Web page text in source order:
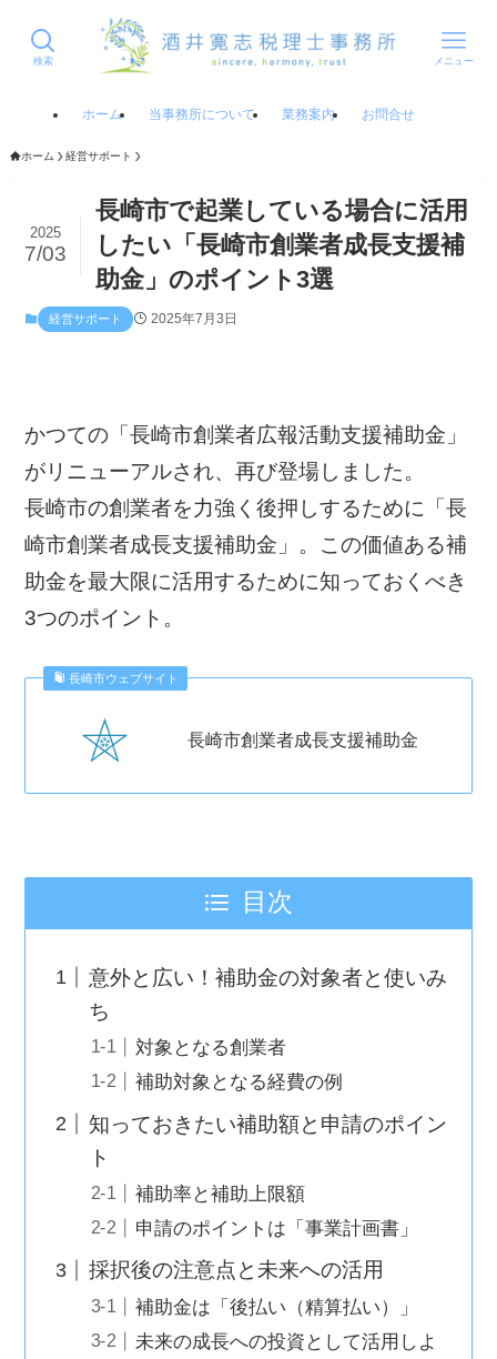
検索 メニュー
ホーム 当事務所について 業務案内 お問合せ
ホーム 経営サポート
長崎市で起業している場合に活用
したい「長崎市創業者成長支援補
助金」のポイント3選
2025
7/03
経営サポート 2025年7月3日
かつての「長崎市創業者広報活動支援補助金」
がリニューアルされ、再び登場しました。
長崎市の創業者を力強く後押しするために「長
崎市創業者成長支援補助金」。この価値ある補
助金を最大限に活用するために知っておくべき
3つのポイント。
長崎市ウェブサイト
長崎市創業者成長支援補助金
目次
意外と広い！補助金の対象者と使いみ
ち
対象となる創業者
補助対象となる経費の例
知っておきたい補助額と申請のポイン
ト
補助率と補助上限額
申請のポイントは「事業計画書」
採択後の注意点と未来への活用
補助金は「後払い（精算払い）」
未来の成長への投資として活用しよ